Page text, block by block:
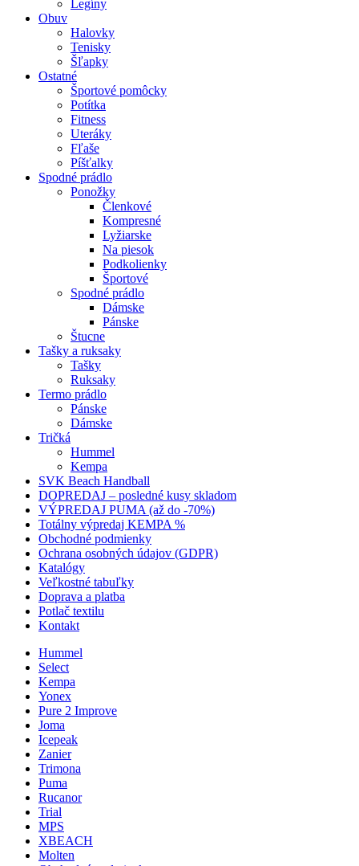
Legíny
Obuv
Halovky
Tenisky
Šľapky
Ostatné
Športové pomôcky
Potítka
Fitness
Uteráky
Fľaše
Píšťalky
Spodné prádlo
Ponožky
Členkové
Kompresné
Lyžiarske
Na piesok
Podkolienky
Športové
Spodné prádlo
Dámske
Pánske
Štucne
Tašky a ruksaky
Tašky
Ruksaky
Termo prádlo
Pánske
Dámske
Tričká
Hummel
Kempa
SVK Beach Handball
DOPREDAJ – posledné kusy skladom
VÝPREDAJ PUMA (až do -70%)
Totálny výpredaj KEMPA %
Obchodné podmienky
Ochrana osobných údajov (GDPR)
Katalógy
Veľkostné tabuľky
Doprava a platba
Potlač textilu
Kontakt
Hummel
Select
Kempa
Yonex
Pure 2 Improve
Joma
Icepeak
Zanier
Trimona
Puma
Rucanor
Trial
MPS
XBEACH
Molten